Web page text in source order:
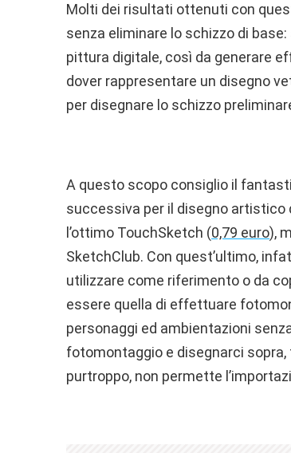
Molti dei risultati ottenuti con
senza eliminare lo schizzo di
pittura digitale, così da generare
dover rappresentare un disegno
per disegnare lo schizzo
A questo scopo consiglio il
successiva per il disegno
l’ottimo TouchSketch (0,79 euro),
SketchClub. Con quest’ultimo,
utilizzare come riferimento o da
essere quella di effettuare
personaggi ed ambientazioni
fotomontaggio e disegnarci
purtroppo, non permette